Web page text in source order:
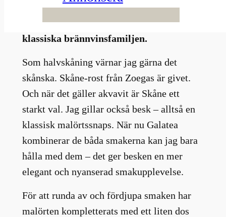
lanseras Skåne Besk på Systembolagets
fasta sortiment. Ett nytt tillskott i den
klassiska brännvinsfamiljen.
Som halvskåning värnar jag gärna det
skånska. Skåne-rost från Zoegas är givet.
Och när det gäller akvavit är Skåne ett
starkt val. Jag gillar också besk – alltså en
klassisk malörtssnaps. När nu Galatea
kombinerar de båda smakerna kan jag bara
hålla med dem – det ger besken en mer
elegant och nyanserad smakupplevelse.
För att runda av och fördjupa smaken har
malörten kompletterats med ett liten dos